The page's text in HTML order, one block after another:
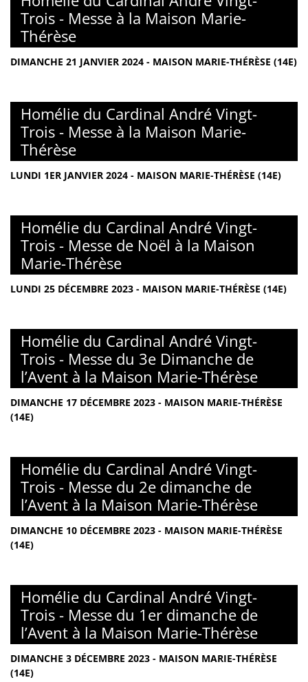
Trois - Messe à la Maison Marie-
Thérèse
DIMANCHE 21 JANVIER 2024 - MAISON MARIE-THÉRÈSE (14E)
Homélie du Cardinal André Vingt-
Trois - Messe à la Maison Marie-
Thérèse
LUNDI 1ER JANVIER 2024 - MAISON MARIE-THÉRÈSE (14E)
Homélie du Cardinal André Vingt-
Trois - Messe de Noël à la Maison
Marie-Thérèse
LUNDI 25 DÉCEMBRE 2023 - MAISON MARIE-THÉRÈSE (14E)
Homélie du Cardinal André Vingt-
Trois - Messe du 3e Dimanche de
l’Avent à la Maison Marie-Thérèse
DIMANCHE 17 DÉCEMBRE 2023 - MAISON MARIE-THÉRÈSE
(14E)
Homélie du Cardinal André Vingt-
Trois - Messe du 2e dimanche de
l’Avent à la Maison Marie-Thérèse
DIMANCHE 10 DÉCEMBRE 2023 - MAISON MARIE-THÉRÈSE
(14E)
Homélie du Cardinal André Vingt-
Trois - Messe du 1er dimanche de
l’Avent à la Maison Marie-Thérèse
DIMANCHE 3 DÉCEMBRE 2023 - MAISON MARIE-THÉRÈSE
(14E)